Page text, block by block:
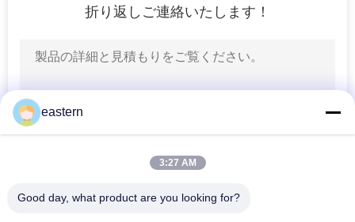
小さいガラス ガラ
スびん
折り返しご連絡いたします！
eastern
3:27 AM
Good day, what product are you looking for?